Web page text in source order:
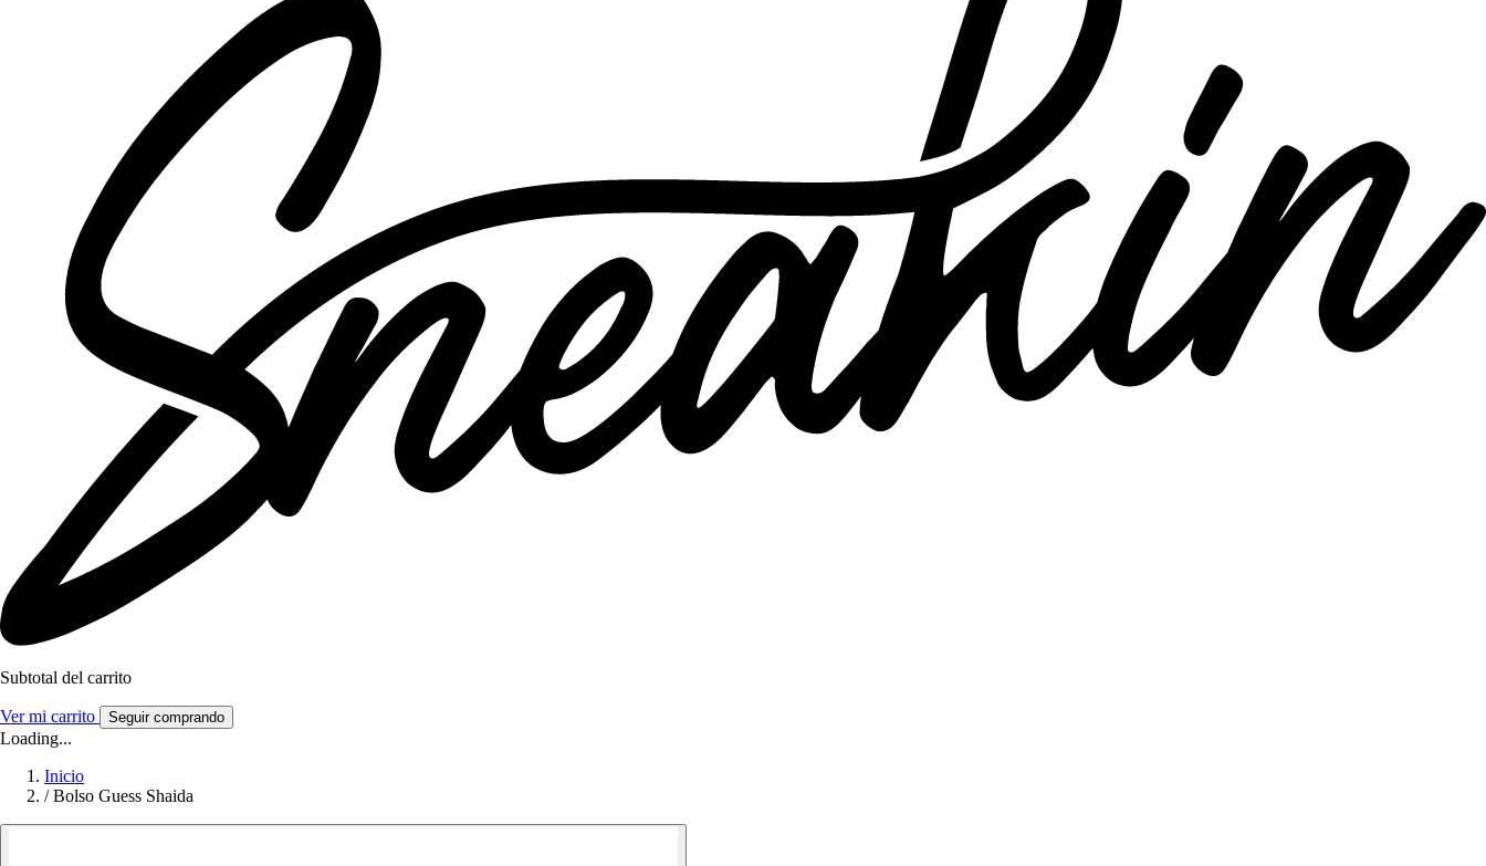
Subtotal del carrito
Ver mi carrito Seguir comprando
Loading...
Inicio
/ Bolso Guess Shaida